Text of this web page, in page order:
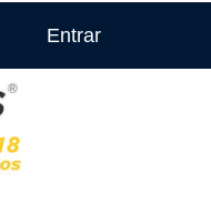
Entrar